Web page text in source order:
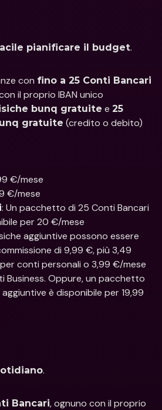
pianificare il budget.
con fino a 25 Conti Bancari
il proprio IBAN unico
bunq gratuite e 25
gratuite (credito o debito)
€/mese
€/mese
: Un pacchetto di 25 Conti Bancari
per 20 €/mese
aggiuntive possono essere
di 9,99 €, più 3,49
conti personali o 3,99 €/mese
Business. Oppure, un pacchetto
è disponibile per 19,99
.
Bancari, ognuno con il proprio